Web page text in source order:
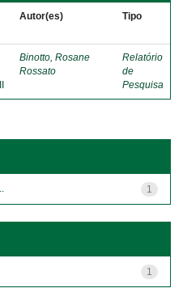
Autor(es) Tipo
Binotto, Rosane
Rossato
Relatório
de
Pesquisa
1
1